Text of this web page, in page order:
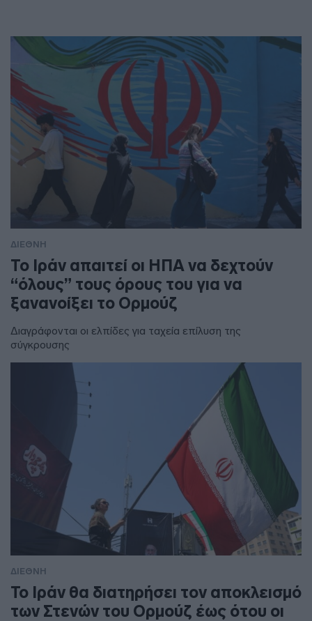
ΔΙΕΘΝΗ
Το Ιράν απαιτεί οι ΗΠΑ να δεχτούν
“όλους” τους όρους του για να
ξανανοίξει το Ορμούζ
Διαγράφονται οι ελπίδες για ταχεία επίλυση της
σύγκρουσης
ΔΙΕΘΝΗ
To Ιράν θα διατηρήσει τον αποκλεισμό
των Στενών του Ορμούζ έως ότου οι